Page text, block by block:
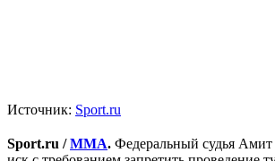
Источник: Sport.ru
Sport.ru /ММА. Федеральный судья